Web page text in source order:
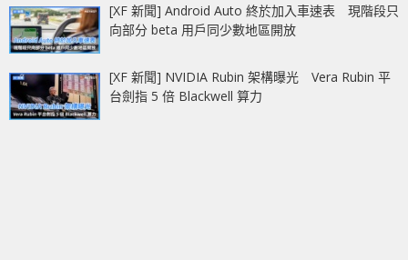
[XF 新聞] Android Auto 終於加入車速表 現階段只
向部分 beta 用戶同少數地區開放
[XF 新聞] NVIDIA Rubin 架構曝光 Vera Rubin 平
台劍指 5 倍 Blackwell 算力